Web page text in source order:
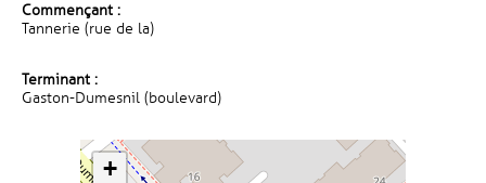
Commençant :
Tannerie (rue de la)
Terminant :
Gaston-Dumesnil (boulevard)
+